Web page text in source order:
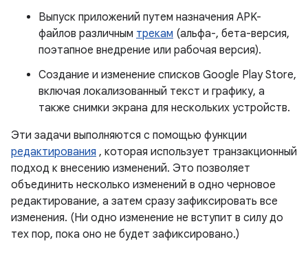
Выпуск приложений путем назначения APK-
файлов различным трекам (альфа-, бета-версия,
поэтапное внедрение или рабочая версия).
Создание и изменение списков Google Play Store,
включая локализованный текст и графику, а
также снимки экрана для нескольких устройств.
Эти задачи выполняются с помощью функции
редактирования , которая использует транзакционный
подход к внесению изменений. Это позволяет
объединить несколько изменений в одно черновое
редактирование, а затем сразу зафиксировать все
изменения. (Ни одно изменение не вступит в силу до
тех пор, пока оно не будет зафиксировано.)